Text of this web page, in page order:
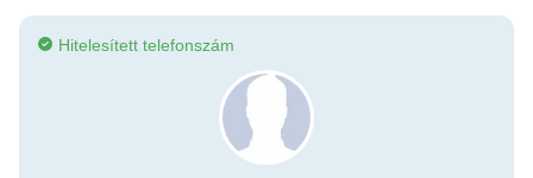
Hitelesített telefonszám